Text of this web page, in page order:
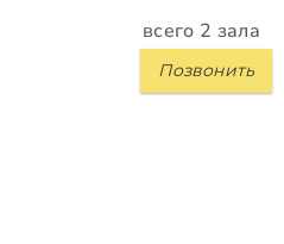
всего 2 зала
Позвонить